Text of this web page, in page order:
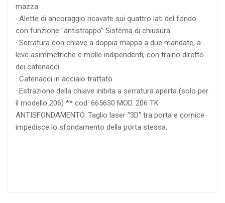
mazza
· Alette di ancoraggio ricavate sui quattro lati del fondo
con funzione "antistrappo" Sistema di chiusura:
· Serratura con chiave a doppia mappa a due mandate, a
leve asimmetriche e molle indipendenti, con traino diretto
dei catenacci
· Catenacci in acciaio trattato
· Estrazione della chiave inibita a serratura aperta (solo per
il modello 206) ** cod. 665630 MOD. 206 TK
ANTISFONDAMENTO. Taglio laser "3D" tra porta e cornice
impedisce lo sfondamento della porta stessa.